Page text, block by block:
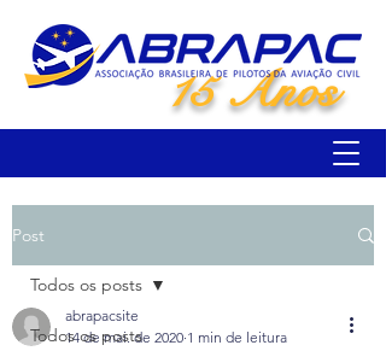
15 Anos
Post
Todos os posts
Todos os posts
abrapacsite
14 de mai. de 2020 1 min de leitura